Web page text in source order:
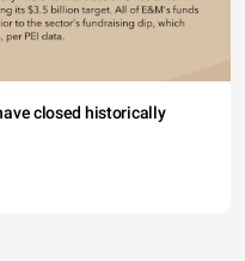
closed historically